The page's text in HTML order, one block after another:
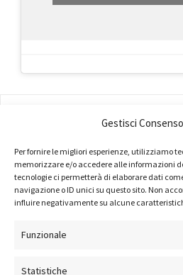
Gestisci
Per fornire le migliori esperienze, utilizziamo
memorizzare e/o accedere alle informazioni
tecnologie ci permetterà di elaborare dati
navigazione o ID unici su questo sito. Non
influire negativamente su alcune
Funzionale
Statistiche
TERMINI E
PRIVACY